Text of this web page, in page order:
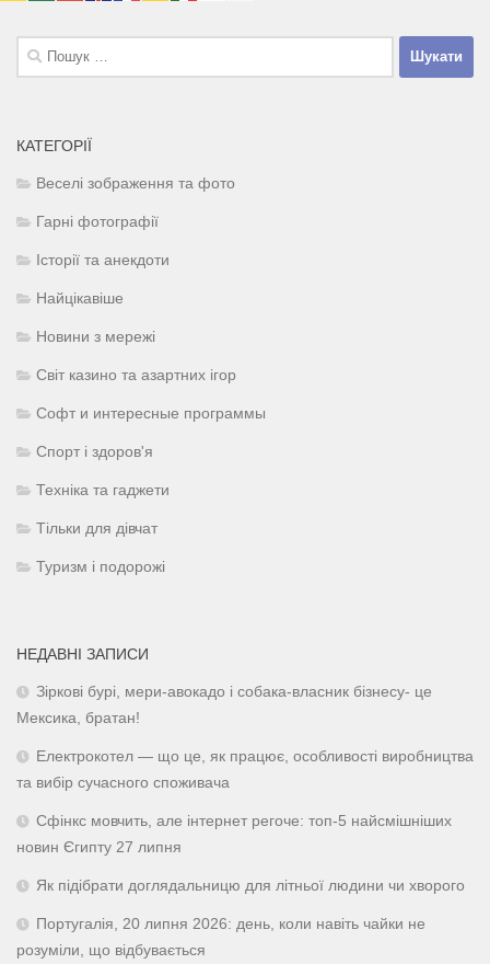
Пошук:
КАТЕГОРІЇ
Веселі зображення та фото
Гарні фотографії
Історії та анекдоти
Найцікавіше
Новини з мережі
Світ казино та азартних ігор
Софт и интересные программы
Спорт і здоров'я
Техніка та гаджети
Тільки для дівчат
Туризм і подорожі
НЕДАВНІ ЗАПИСИ
Зіркові бурі, мери-авокадо і собака-власник бізнесу- це
Мексика, братан!
Електрокотел — що це, як працює, особливості виробництва
та вибір сучасного споживача
Сфінкс мовчить, але інтернет регоче: топ-5 найсмішніших
новин Єгипту 27 липня
Як підібрати доглядальницю для літньої людини чи хворого
Португалія, 20 липня 2026: день, коли навіть чайки не
розуміли, що відбувається